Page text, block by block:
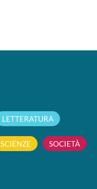
LETTERATURA
SCIENZE SOCIETÀ